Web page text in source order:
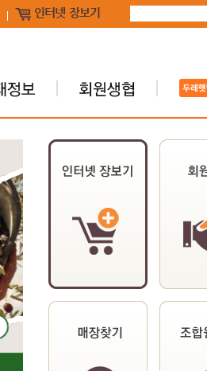
인터넷 장보기